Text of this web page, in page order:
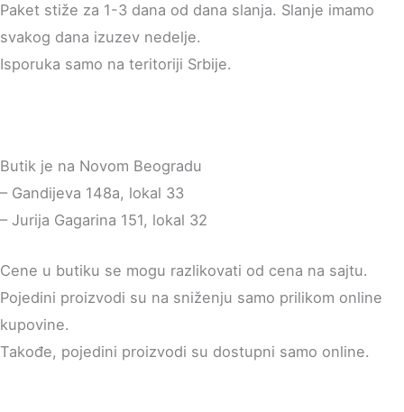
Paket stiže za 1-3 dana od dana slanja. Slanje imamo
svakog dana izuzev nedelje.
Isporuka samo na teritoriji Srbije.
Butik je na Novom Beogradu
– Gandijeva 148a, lokal 33
– Jurija Gagarina 151, lokal 32
Cene u butiku se mogu razlikovati od cena na sajtu.
Pojedini proizvodi su na sniženju samo prilikom online
kupovine.
Takođe, pojedini proizvodi su dostupni samo online.